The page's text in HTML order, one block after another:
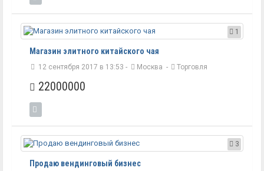
1
Магазин элитного китайского чая
12 сентября 2017 в 13:53 - Москва - Торговля
22000000
3
Продаю вендинговый бизнес